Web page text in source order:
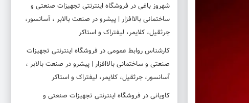
شهروز باغیدر فروشگاه اینترنتی تجهیزات صنعتی و
ساختمانی بالاافزار | پیشرو در صنعت بالابر ، آسانسور،
جرثقیل، کلایمر، لیفتراک و استاکر
کارشناس روابط عمومیدر فروشگاه اینترنتی تجهیزات
صنعتی و ساختمانی بالاافزار | پیشرو در صنعت بالابر ،
آسانسور، جرثقیل، کلایمر، لیفتراک و استاکر
کاویانیدر فروشگاه اینترنتی تجهیزات صنعتی و